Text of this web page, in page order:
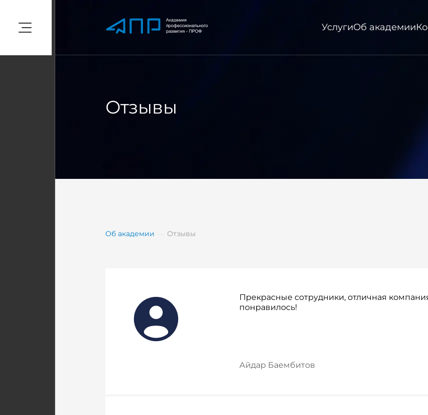
УслугиОб академии
Отзывы
Об академии Отзывы
Прекрасные сотрудники, отличная
понравилось!
Айдар Баембитов